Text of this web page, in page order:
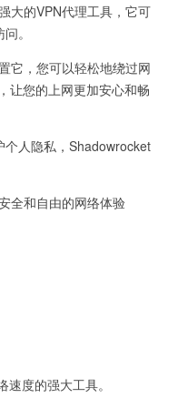
的VPN代理工具，它可
。
，您可以轻松地绕过网
让您的上网更加安心和畅
人隐私，Shadowrocket
和自由的网络体验
度的强大工具。